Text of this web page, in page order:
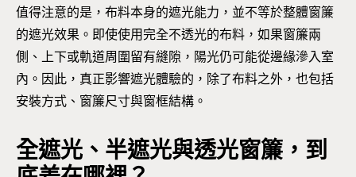
值得注意的是，布料本身的遮光能力，並不等於整體窗簾
的遮光效果。即使使用完全不透光的布料，如果窗簾兩
側、上下或軌道周圍留有縫隙，陽光仍可能從邊緣滲入室
內。因此，真正影響遮光體驗的，除了布料之外，也包括
安裝方式、窗簾尺寸與窗框結構。
全遮光、半遮光與透光窗簾，到